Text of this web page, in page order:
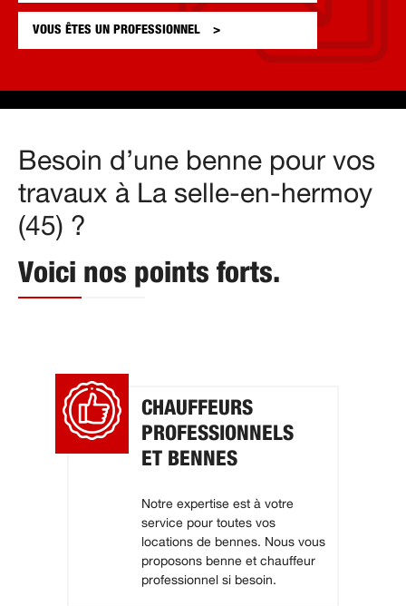
VOUS ÊTES UN PROFESSIONNEL
Besoin d’une benne pour vos
travaux à La selle-en-hermoy
(45) ?
Voici nos points forts.
CHAUFFEURS
PROFESSIONNELS
ET BENNES
Notre expertise est à votre
service pour toutes vos
locations de bennes. Nous vous
proposons benne et chauffeur
professionnel si besoin.